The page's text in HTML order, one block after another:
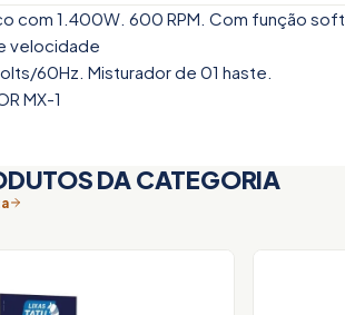
com 1.400W. 600 RPM. Com função soft
velocidade
60Hz. Misturador de 01 haste.
MX-1
DA CATEGORIA